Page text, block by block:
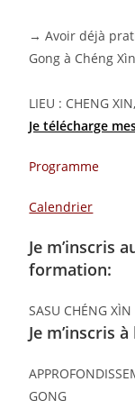
→ Avoir déjà
Gong à Chéng
LIEU : CHENG
Je télécharge
Programme
Calendrier
Je m’inscris
formation:
SASU CHÉNG
Je m’inscris
GONG